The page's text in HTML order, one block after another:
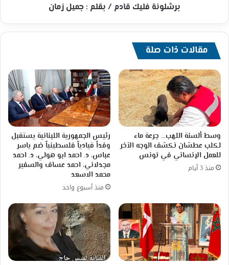
برشلونة فليك قادم / بقلم : جميل زمان
مقالات ذات صلة
وسط ألسنة اللهب… جرعة ماء
لكلب عطشان تكشف الوجه الآخر
للعمل الإنساني في تونس
منذ 3 أيام
رئيس الجمهورية اللبنانية يستقبل
وفداً قيادياً فلسطينياً ضم ياسر
عباس، د. احمد ابو هولي، د. احمد
مجدلاني، احمد عساف والسفير
محمد الاسعد
منذ أسبوع واحد